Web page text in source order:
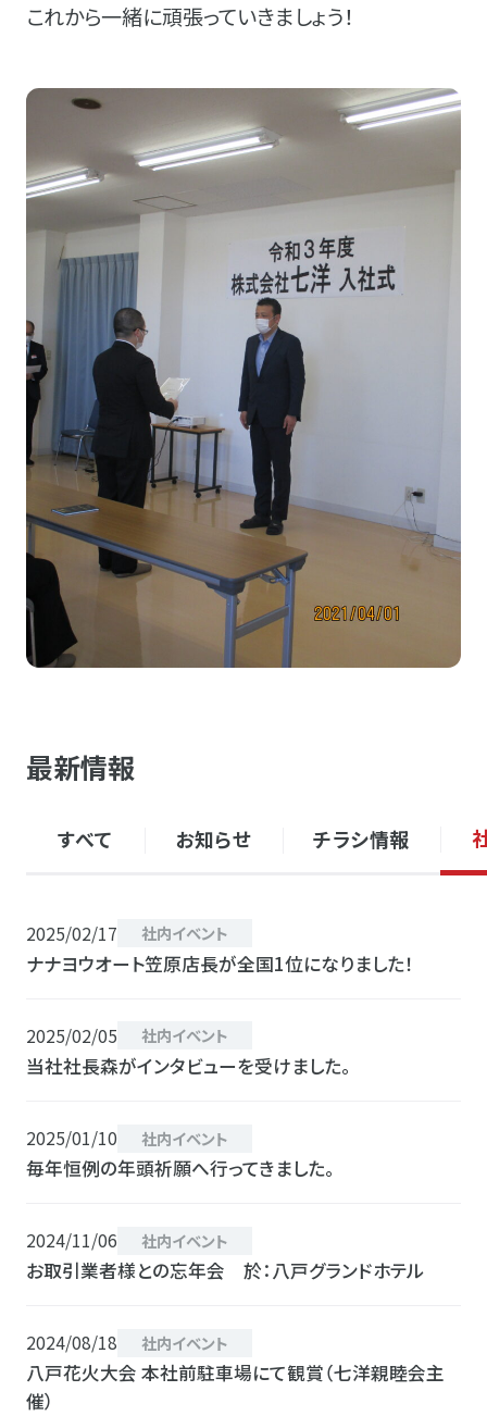
これから一緒に頑張っていきましょう！
最新情報
すべて お知らせ チラシ情報
2025/02/17 社内イベント
ナナヨウオート笠原店長が全国1位になりました！
2025/02/05 社内イベント
当社社長森がインタビューを受けました。
2025/01/10 社内イベント
毎年恒例の年頭祈願へ行ってきました。
2024/11/06 社内イベント
お取引業者様との忘年会 於：八戸グランドホテル
2024/08/18 社内イベント
八戸花火大会 本社前駐車場にて観賞（七洋親睦会主
催）